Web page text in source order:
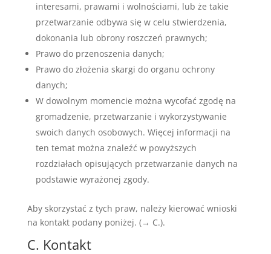
interesami, prawami i wolnościami, lub że takie
przetwarzanie odbywa się w celu stwierdzenia,
dokonania lub obrony roszczeń prawnych;
Prawo do przenoszenia danych;
Prawo do złożenia skargi do organu ochrony
danych;
W dowolnym momencie można wycofać zgodę na
gromadzenie, przetwarzanie i wykorzystywanie
swoich danych osobowych. Więcej informacji na
ten temat można znaleźć w powyższych
rozdziałach opisujących przetwarzanie danych na
podstawie wyrażonej zgody.
Aby skorzystać z tych praw, należy kierować wnioski
na kontakt podany poniżej. (→ C.).
C. Kontakt